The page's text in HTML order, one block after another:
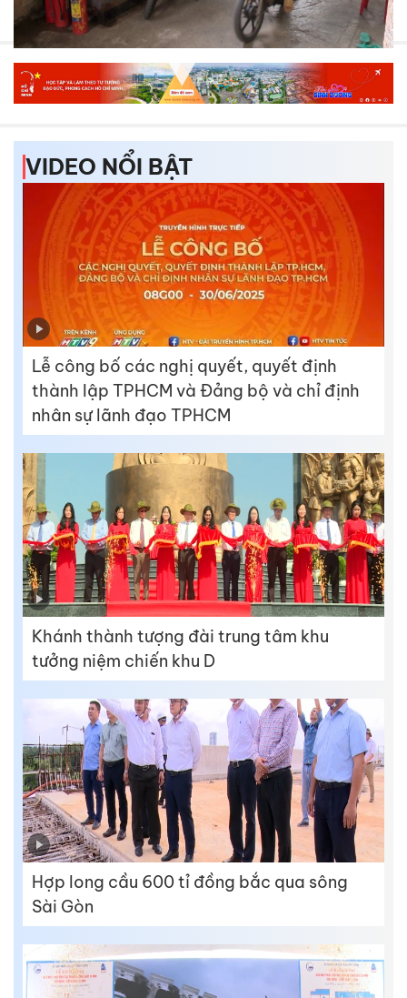
khuyến cáo các biện pháp phòng ngừa cháy, nổ
VIDEO NỔI BẬT
Lễ công bố các nghị quyết, quyết định
thành lập TPHCM và Đảng bộ và chỉ định
nhân sự lãnh đạo TPHCM
Khánh thành tượng đài trung tâm khu
tưởng niệm chiến khu D
Hợp long cầu 600 tỉ đồng bắc qua sông
Sài Gòn